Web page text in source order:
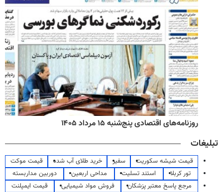
روزنامه‌های اقتصادی پنج‌شنبه ۱۵ مرداد ۱۴۰۵
تبلیغات
قیمت شیشه سکوریت سفیر خرید طلای آب شده
قیمت موکت
تور کربلا
استند تسلیت مداحی اربعین
دوربین مداربسته
مرجع پاسخ معتبر پزشکان
فروش مواد شیمیایی
قیمت ایمپلنت